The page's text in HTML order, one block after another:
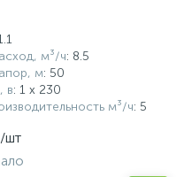
м³/ч: 8.5
м: 50
в: 1 x 230
м³/ч: 5
/шт